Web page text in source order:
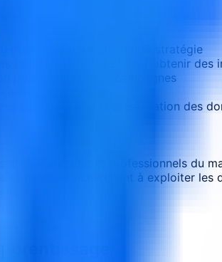
marketing pour orienter la stratégie
tableaux de bord BI pour obtenir des
pour optimiser les campagnes
numériques
continues et à la présentation des
marketing et professionnels du
et décideurs cherchant à exploiter